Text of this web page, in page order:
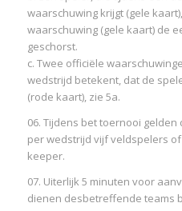
waarschuwing krijgt (gele
waarschuwing (gele kaart) de
geschorst.
c. Twee officiële
wedstrijd betekent, dat de
(rode kaart), zie 5a.
06. Tijdens bet toernooi
per wedstrijd vijf veldspelers
keeper.
07. Uiterlijk 5 minuten voor
dienen desbetreffende teams